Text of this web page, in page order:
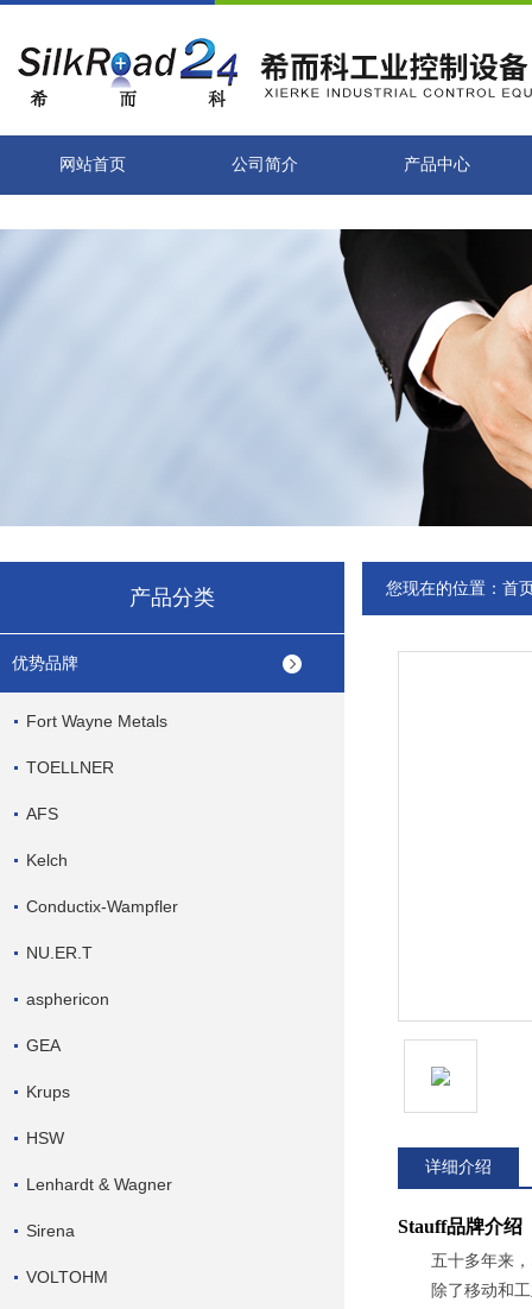
网站首页 公司简介 产品中心
产品分类
优势品牌
Fort Wayne Metals
TOELLNER
AFS
Kelch
Conductix-Wampfler
NU.ER.T
asphericon
GEA
Krups
HSW
Lenhardt & Wagner
Sirena
VOLTOHM
您现在的位置： 首
详细介绍
Stauff品牌介绍
五十多年来，
除了移动和